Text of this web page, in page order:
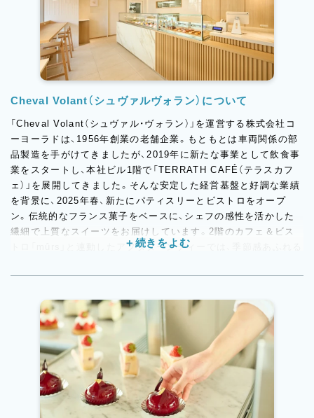
Cheval Volant（シュヴァルヴォラン）について
「Cheval Volant（シュヴァル・ヴォラン）」を運営する株式会社コ
ーヨーラドは、1956年創業の老舗企業。もともとは車両関係の部
品製造を手がけてきましたが、2019年に新たな事業として飲食事
業をスタートし、本社ビル1階で「TERRATH CAFÉ（テラスカフ
ェ）」を展開してきました。そんな安定した経営基盤と好調な業績
を背景に、2025年春、新たにパティスリーとビストロをオープ
ン。伝統的なフランス菓子をベースに、シェフの感性を活かした
繊細で上質なスイーツをお届けしています。2階のカフェ＆ビス
トロ「mûrs」と連動したアフタヌーンティーでは、季節感あふれる
界観で提供。特別な日にも、日常のご褒美にも選ばれる、“本場の